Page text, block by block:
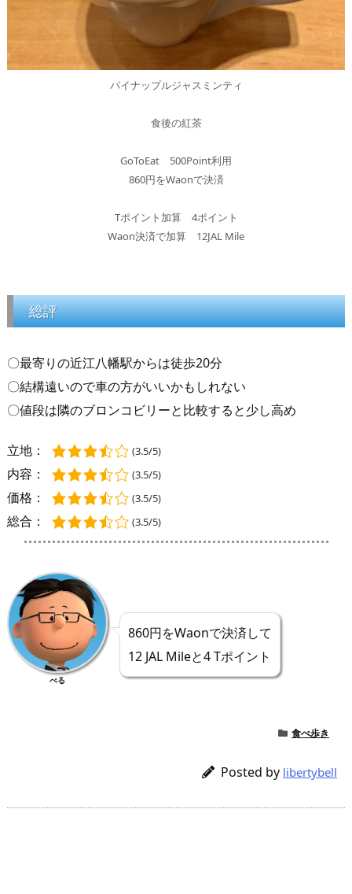
パイナップルジャスミンティ
食後の紅茶
GoToEat 500Point利用
860円をWaonで決済
Tポイント加算 4ポイント
Waon決済で加算 12JAL Mile
総評
〇最寄りの近江八幡駅からは徒歩20分
〇結構遠いので車の方がいいかもしれない
〇値段は隣のブロンコビリーと比較すると少し高め
立地： (3.5/5)
内容： (3.5/5)
価格： (3.5/5)
総合： (3.5/5)
べる
860円をWaonで決済して
12 JAL Mileと4 Tポイント
食べ歩き
Posted by libertybell